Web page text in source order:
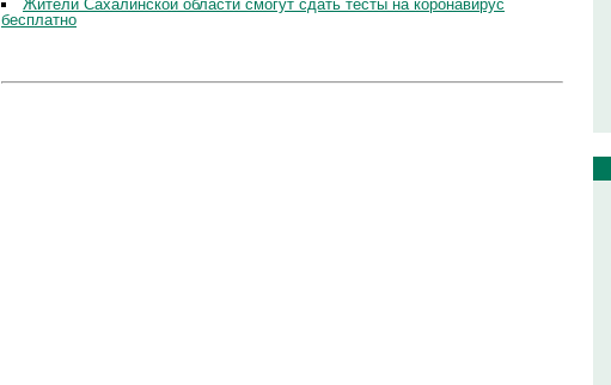
Жители Сахалинской области смогут сдать тесты на коронавирус
бесплатно